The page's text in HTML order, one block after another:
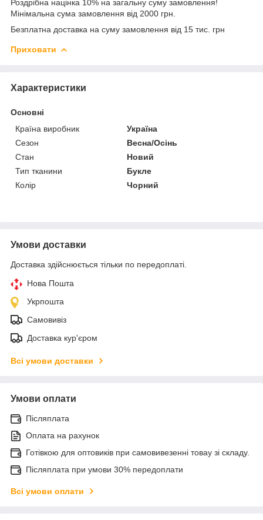
Роздрібна націнка 10% на загальну суму замовлення!
Мінімальна сума замовлення від 2000 грн.
Безплатна доставка на суму замовлення від 15 тис. грн
Приховати
Характеристики
Основні
Країна виробник
Україна
Сезон
Весна/Осінь
Стан
Новий
Тип тканини
Букле
Колір
Чорний
Умови доставки
Доставка здійснюється тільки по передоплаті.
Нова Пошта
Укрпошта
Самовивіз
Доставка кур'єром
Всі умови доставки
Умови оплати
Післяплата
Оплата на рахунок
Готівкою для оптовиків при самовивезенні товау зі складу.
Післяплата при умови 30% передоплати
Всі умови оплати